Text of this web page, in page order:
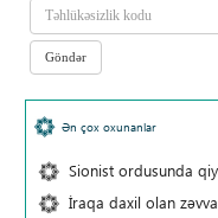
Ən çox oxunanlar
Sionist ordusunda
İraqa daxil olan